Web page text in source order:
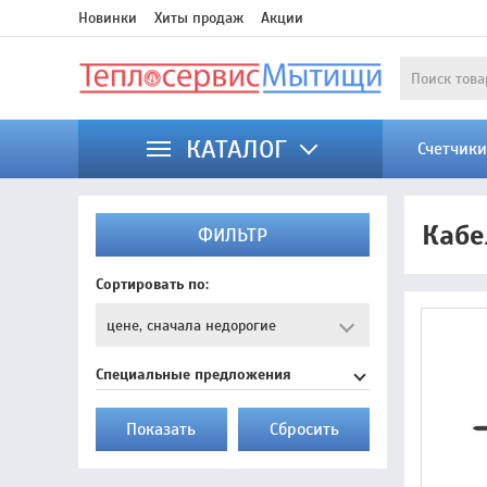
Новинки Хиты продаж Акции
КАТАЛОГ
ФИЛЬТР
Сортировать по:
Специальные предложения
Показать Cбросить